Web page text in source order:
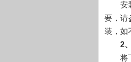
安装
要，请
装，如
2、
将下